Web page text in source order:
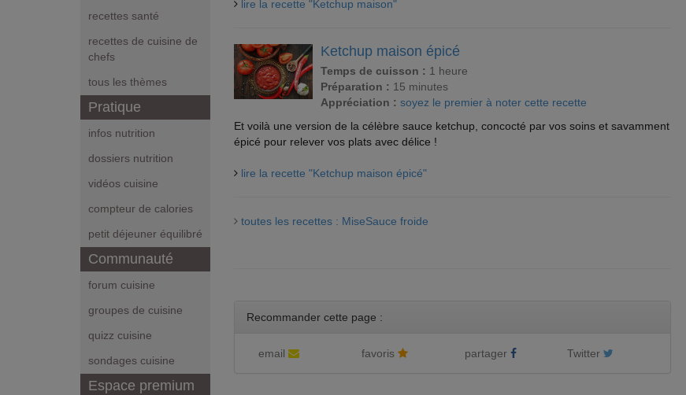
recettes santé
recettes de cuisine de
chefs
tous les thèmes
Pratique
infos nutrition
dossiers nutrition
vidéos cuisine
compteur de calories
petit déjeuner équilibré
Communauté
forum cuisine
groupes de cuisine
quizz cuisine
sondages cuisine
Espace premium
lire la recette "Ketchup maison"
Ketchup maison épicé
Temps de cuisson : 1 heure
Préparation : 15 minutes
Appréciation : soyez le premier à noter cette recette
Et voilà une version de la célèbre sauce ketchup, concocté par vos soins et savamment
épicé pour relever vos plats avec délice !
lire la recette "Ketchup maison épicé"
toutes les recettes : MiseSauce froide
Recommander cette page :
email favoris partager Twitter